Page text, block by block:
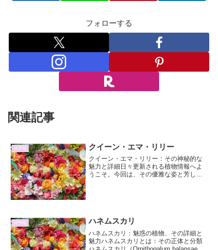
フォローする
関連記事
花情報 クイーン・エマ・リリー
クイーン・エマ・リリー：その神秘的な
魅力と詳細日々更新される植物情報へよ
うこそ。今回は、その優雅な姿と芳しい
花情報 ハネムスカリ
ハネムスカリ：魅惑の植物、その詳細と
魅力ハネムスカリとは：その正体と分類